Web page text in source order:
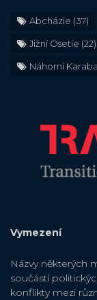
Abcházie (37)
Jižní Osetie (22)
Náhorní
Vymezení
Názvy některých
součástí
konflikty mezi